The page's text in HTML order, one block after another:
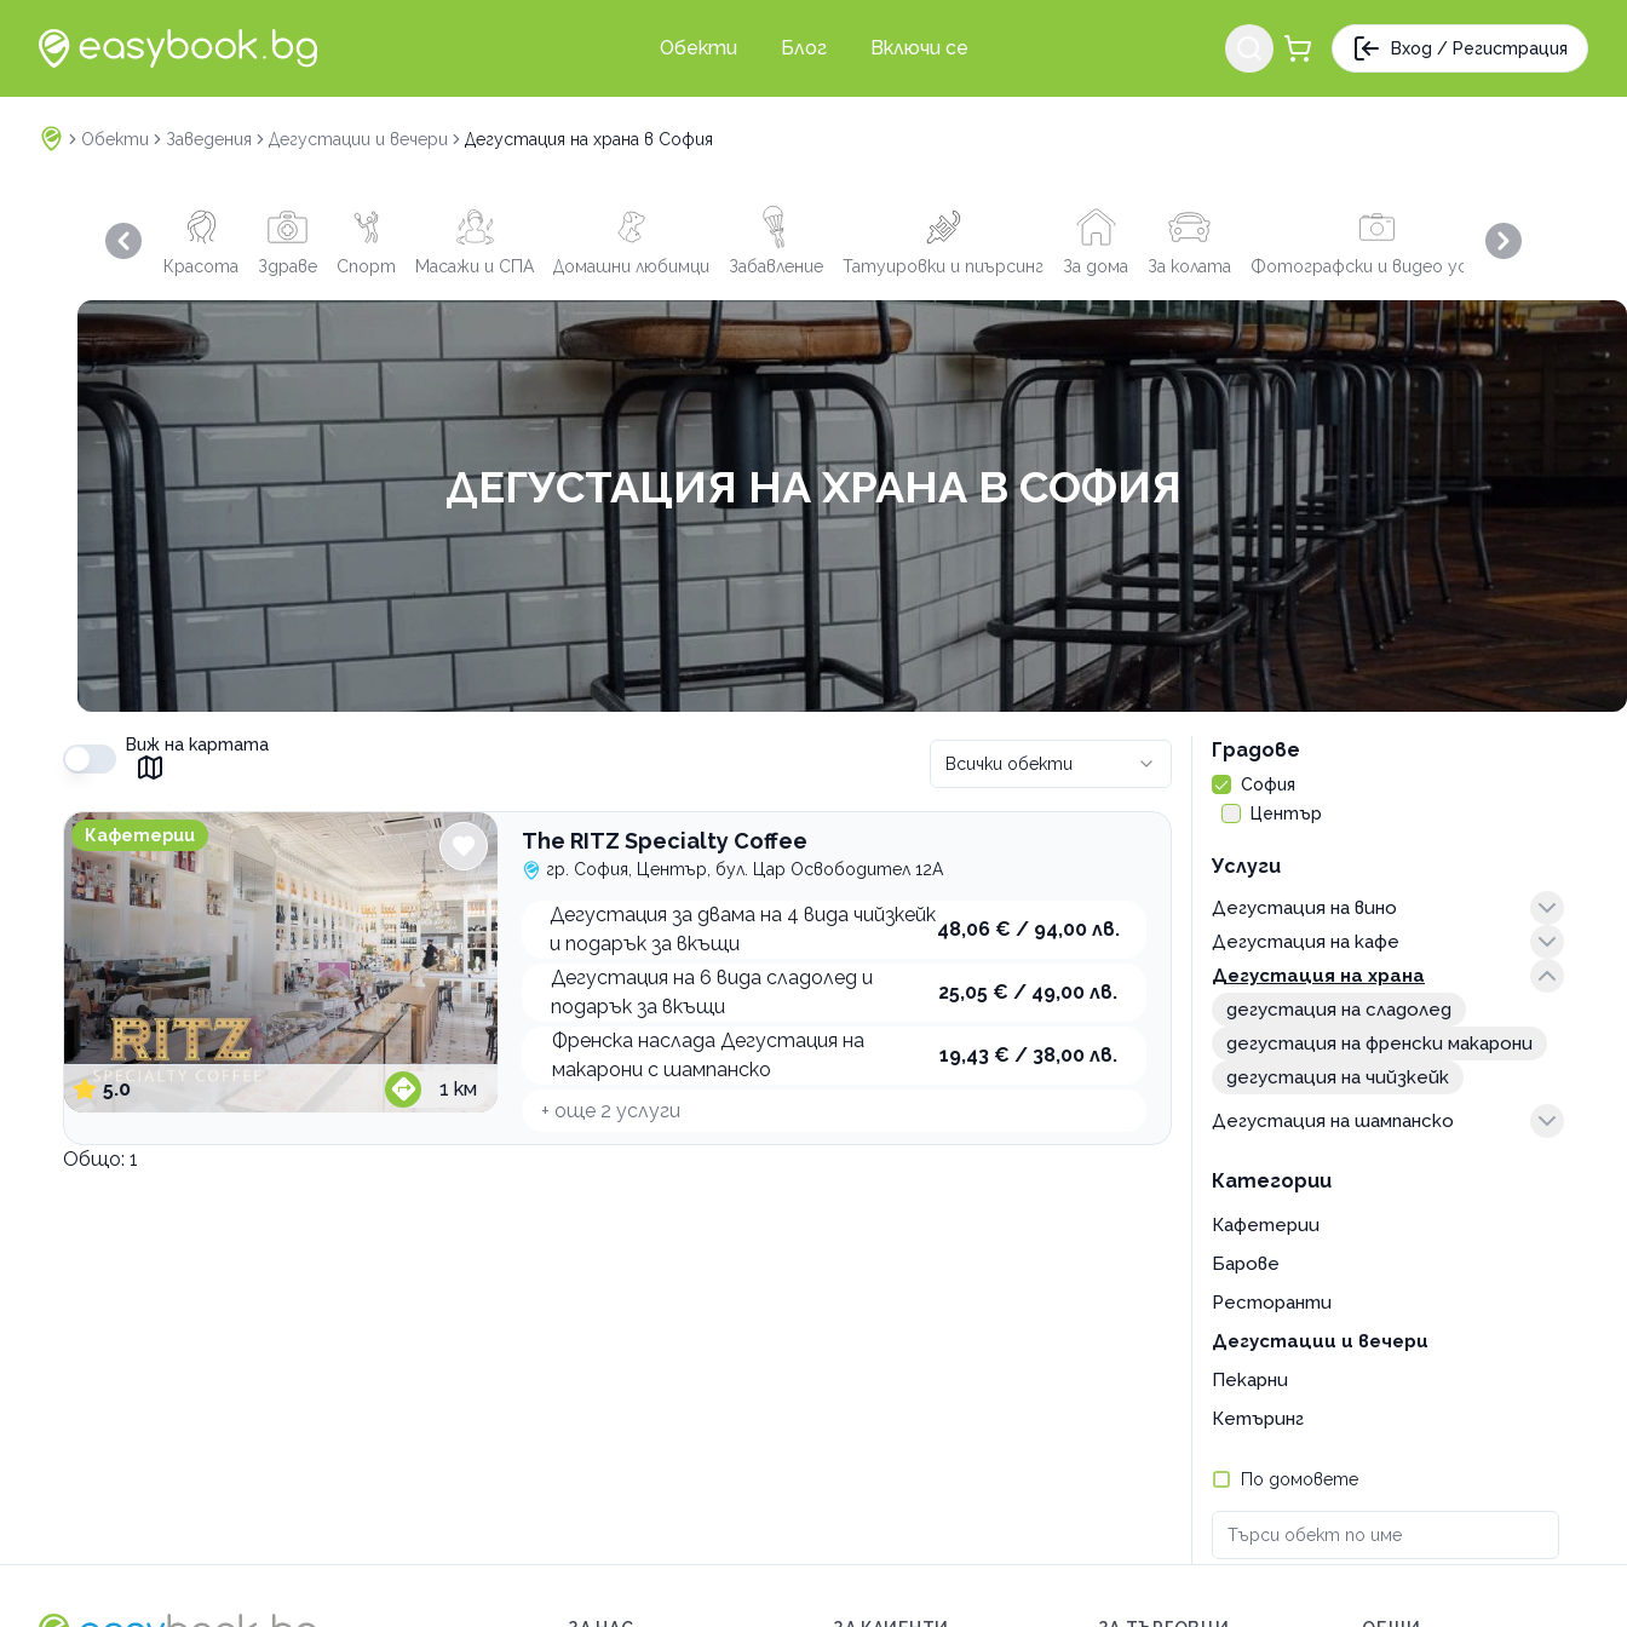
Обекти Блог Включи се Вход / Регистрация
Обекти Заведения Дегустации и вечери Дегустация на храна в София
Красота Здраве Спорт Масажи и СПА Домашни любимци Забавление Татуировки и пиърсинг За дома За колата Фотографски и видео услуги
Previous slide Next slide
ДЕГУСТАЦИЯ НА ХРАНА В СОФИЯ
Виж на картата
Всички обекти
The RITZ Specialty Coffee
Кафетерии
5.0 1 км
The RITZ Specialty Coffee
гр. София, Център, бул. Цар Освободител 12А
Дегустация за двама на 4 вида чийзкейк
и подарък за вкъщи
48,06 € / 94,00 лв.
Дегустация на 6 вида сладолед и
подарък за вкъщи
25,05 € / 49,00 лв.
Френска наслада Дегустация на
макарони с шампанско
19,43 € / 38,00 лв.
+ още 2 услуги
Общо: 1
Градове
София
Център
Услуги
Дегустация на вино
дегустация на вино
Дегустация на кафе
спешълти кафета
Дегустация на храна
дегустация на сладолед
дегустация на френски макарони
дегустация на чийзкейк
Дегустация на шампанско
Категории
Кафетерии
Барове
Ресторанти
Дегустации и вечери
Пекарни
Кетъринг
По домовете